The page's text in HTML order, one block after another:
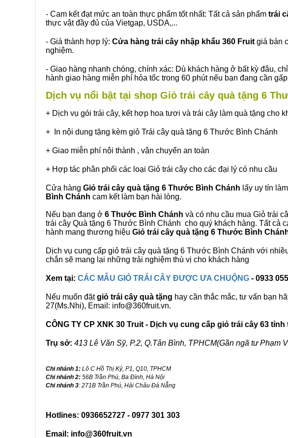
- Cam kết đạt mức an toàn thực phẩm tốt nhất: Tất cả sản phẩm trái
thực vật đầy đủ của Vietgap, USDA,...
- Giá thành hợp lý: Cửa hàng trái cây nhập khẩu 360 Fruit giá bán
nghiệm.
- Giao hàng nhanh chóng, chính xác: Dù khách hàng ở bất kỳ đâu,
hành giao hàng miễn phí hỏa tốc trong 60 phút nếu bạn đang cần
Dịch vụ nổi bật tại shop Giỏ trái cây quà tặng 6
+ Dịch vụ gói trái cây, kết hợp hoa tươi và trái cây làm quà tặng cho
+ In nội dung tặng kèm giỏ Trái cây quà tặng 6 Thước Bình Chánh
+ Giao miễn phí nội thành , vận chuyển an toàn
+ Hợp tác phân phối các loại Giỏ trái cây cho các đại lý có nhu cầu
Cửa hàng Giỏ trái cây quà tặng 6 Thước Bình Chánh lấy uy tín
Bình Chánh cam kết làm bạn hài lòng.
Nếu bạn đang ở 6 Thước Bình Chánh và có nhu cầu mua Giỏ trái
trái cây Quà tặng 6 Thước Bình Chánh cho quý khách hàng. Tất cả
hành mang thương hiệu Giỏ trái cây quà tặng 6 Thước Bình
Dịch vụ cung cấp giỏ trái cây quà tặng 6 Thước Bình Chánh với
chắn sẽ mang lại những trải nghiệm thù vị cho khách hàng
Xem tại: CÁC MẪU GIỎ TRÁI CÂY ĐƯỢC ƯA CHUỘNG - 0933
Nếu muốn đặtgiỏ trái cây quà tặng hay cần thắc mắc, tư vấn bạn
27(Ms.Nhi), Email: info@360fruit.vn.
CÔNG TY CP XNK 30 Truit - Dịch vụ cung cấp giỏ trái cây 63 tỉnh
Trụ sở: 413 Lê Văn Sỹ, P.2, Q.Tân Bình, TPHCM(Gần ngã tư Phạm
Chi nhánh 1: Lô C Hồ Thị Kỷ, P1, Q10, TPHCM
Chi nhánh 2: 56B Trần Phú, Ba Đình, Hà Nội
Chi nhánh 3: 271B Trần Phú, Hải Châu Đà Nẵng
Hotlines: 0936652727 - 0977 301 303
Email: info@360fruit.vn